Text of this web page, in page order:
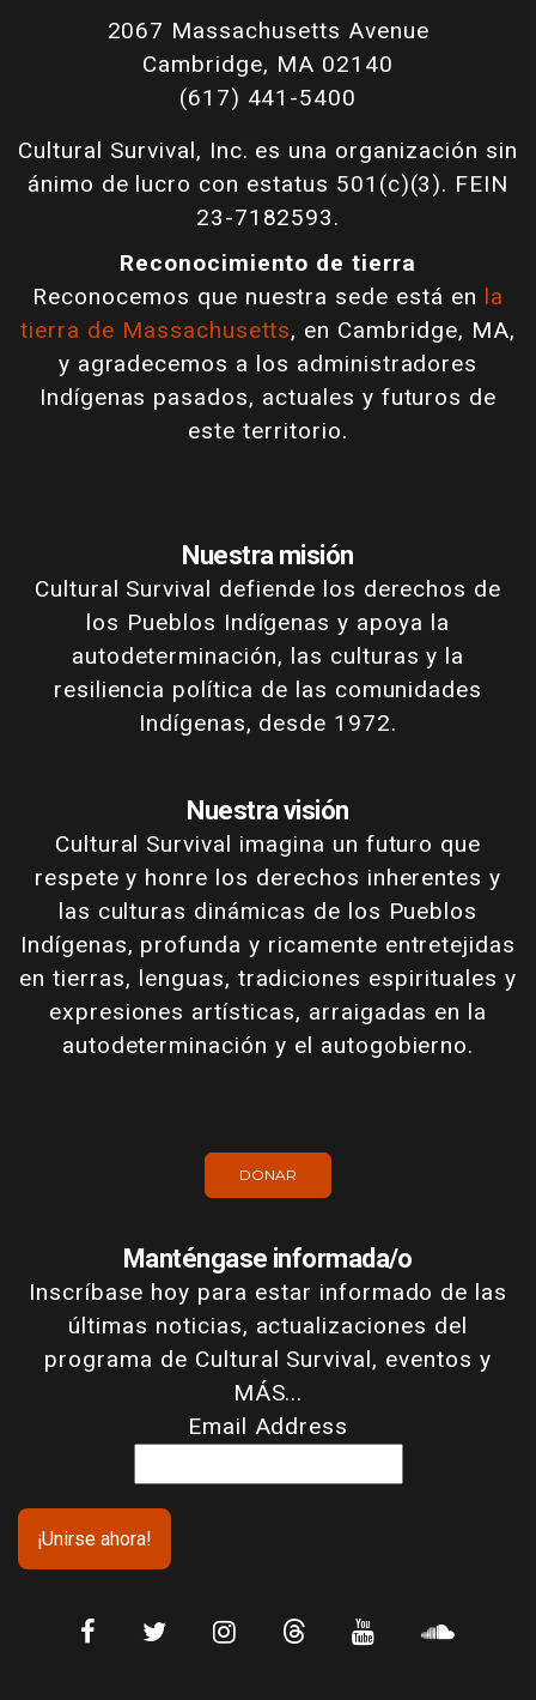
2067 Massachusetts Avenue
Cambridge, MA 02140
(617) 441-5400
Cultural Survival, Inc. es una organización sin
ánimo de lucro con estatus 501(c)(3). FEIN
23-7182593.
Reconocimiento de tierra
Reconocemos que nuestra sede está en la
tierra de Massachusetts, en Cambridge, MA,
y agradecemos a los administradores
Indígenas pasados, actuales y futuros de
este territorio.
Nuestra misión
Cultural Survival defiende los derechos de
los Pueblos Indígenas y apoya la
autodeterminación, las culturas y la
resiliencia política de las comunidades
Indígenas, desde 1972.
Nuestra visión
Cultural Survival imagina un futuro que
respete y honre los derechos inherentes y
las culturas dinámicas de los Pueblos
Indígenas, profunda y ricamente entretejidas
en tierras, lenguas, tradiciones espirituales y
expresiones artísticas, arraigadas en la
autodeterminación y el autogobierno.
DONAR
Manténgase informada/o
Inscríbase hoy para estar informado de las
últimas noticias, actualizaciones del
programa de Cultural Survival, eventos y
MÁS...
Email Address